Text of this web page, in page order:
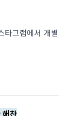
그램에서 개별
찬